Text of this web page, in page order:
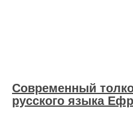
Современный
русского языка